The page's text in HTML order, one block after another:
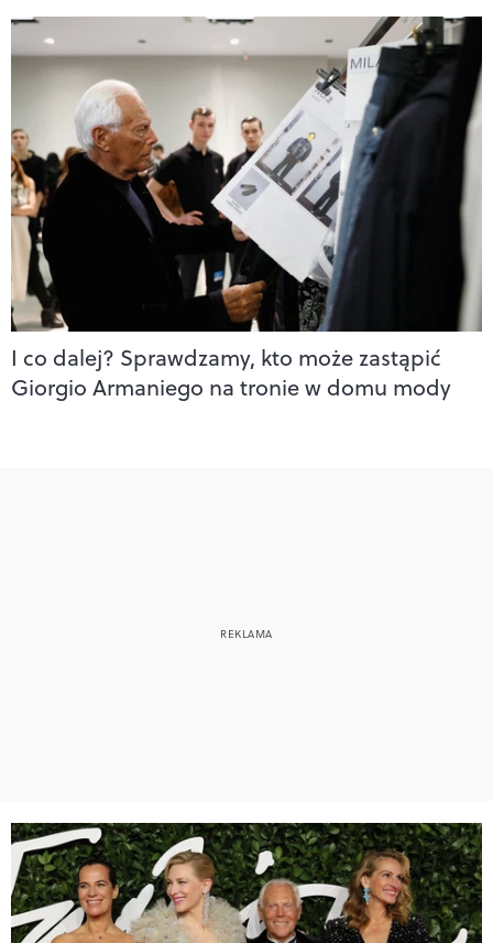
I co dalej? Sprawdzamy, kto może zastąpić
Giorgio Armaniego na tronie w domu mody